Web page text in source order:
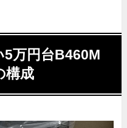
万円台B460M
構成